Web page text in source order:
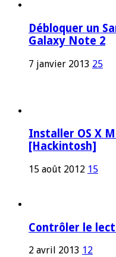
Débloquer un
Galaxy Note 2
7 janvier 2013 25
Installer OS X
[Hackintosh]
15 août 2012 15
Contrôler le
2 avril 2013 12